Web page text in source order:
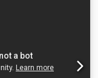
voor